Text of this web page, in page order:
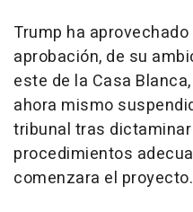
Trump ha
aprobación, de su
este de la Casa
ahora mismo
tribunal tras
procedimientos
comenzara el proyecto.